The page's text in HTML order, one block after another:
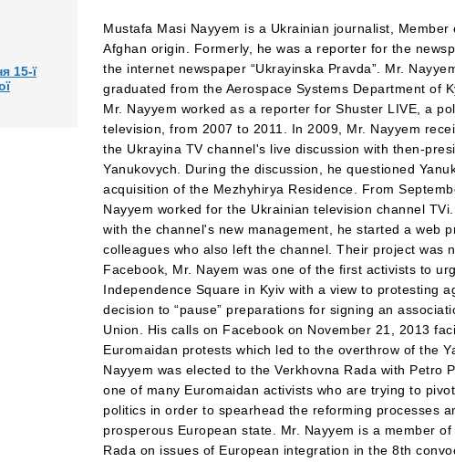
15-ї
Mustafa Masi Nayyem is a Ukrainian journalist,
Afghan origin. Formerly, he was a reporter for the
the internet newspaper “Ukrayinska Pravda”. Mr.
graduated from the Aerospace Systems Department of
Mr. Nayyem worked as a reporter for Shuster LIVE, a
television, from 2007 to 2011. In 2009, Mr. Nayyem
the Ukrayina TV channel's live discussion with then-
Yanukovych. During the discussion, he questioned
acquisition of the Mezhyhirya Residence. From
Nayyem worked for the Ukrainian television channel
with the channel's new management, he started a web
colleagues who also left the channel. Their project was
Facebook, Mr. Nayem was one of the first activists to
Independence Square in Kyiv with a view to protesting
decision to “pause” preparations for signing an
Union. His calls on Facebook on November 21, 2013
Euromaidan protests which led to the overthrow of the
Nayyem was elected to the Verkhovna Rada with Petro
one of many Euromaidan activists who are trying to
politics in order to spearhead the reforming processes
prosperous European state. Mr. Nayyem is a member
Rada on issues of European integration in the 8th